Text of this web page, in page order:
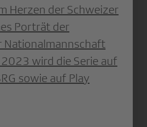
Herzen der Schweizer
Porträt der
Nationalmannschaft
wird die Serie auf
sowie auf Play